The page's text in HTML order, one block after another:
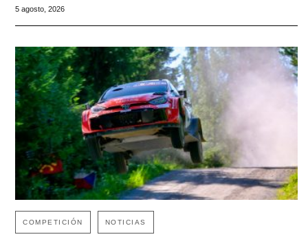
5 agosto, 2026
COMPETICIÓN NOTICIAS